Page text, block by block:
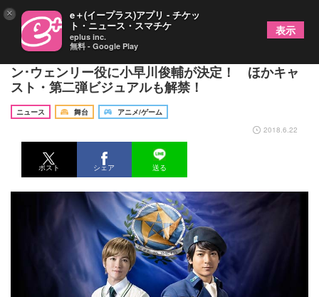
舞台『銀河英雄伝説 Die Neue These』同盟軍・ヤ
ン･ウェンリー役に小早川俊輔が決定！ ほかキャ
スト・第二弾ビジュアルも解禁！
ニュース 舞台
アニメ/ゲーム
2018.6.22
ポスト シェア 送る
× e＋(イープラス)アプリ - チケッ
ト・ニュース・スマチケ
eplus inc.
無料 - Google Play
表示